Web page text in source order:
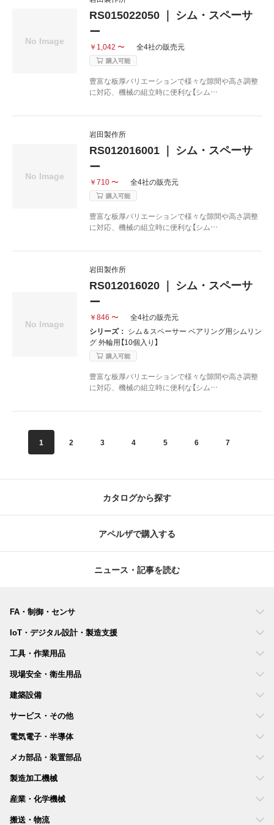
RS015022050 ｜ シム・スペーサ
ー
￥1,042 〜 全4社の販売元
購入可能
豊富な板厚バリエーションで様々な隙間や高さ調整
に対応、機械の組立時に便利な【シム…
岩田製作所
RS012016001 ｜ シム・スペーサ
ー
￥710 〜 全4社の販売元
購入可能
豊富な板厚バリエーションで様々な隙間や高さ調整
に対応、機械の組立時に便利な【シム…
岩田製作所
RS012016020 ｜ シム・スペーサ
ー
￥846 〜
全4社の販売元
シリーズ： シム＆スペーサー ベアリング用シムリン
グ 外輪用【10個入り】
購入可能
豊富な板厚バリエーションで様々な隙間や高さ調整
に対応、機械の組立時に便利な【シム…
1 2 3 4 5 6 7
カタログから探す
アペルザで購入する
ニュース・記事を読む
FA・制御・センサ
IoT・デジタル設計・製造支援
工具・作業用品
現場安全・衛生用品
建築設備
サービス・その他
電気電子・半導体
メカ部品・装置部品
製造加工機械
産業・化学機械
搬送・物流